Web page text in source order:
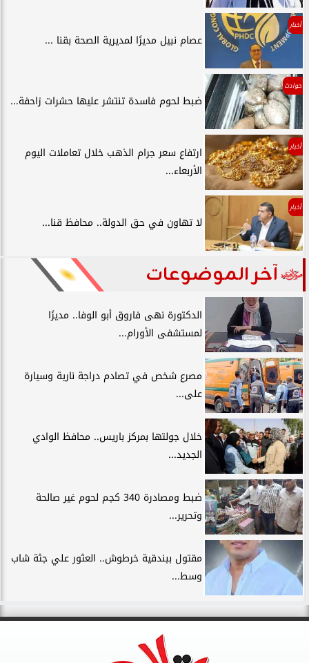
أخبار
عصام نبيل مديرًا لمديرية الصحة بقنا ...
حوادث
ضبط لحوم فاسدة تنتشر عليها حشرات زاحفة...
أخبار
ارتفاع سعر جرام الذهب خلال تعاملات اليوم
الأربعاء...
أخبار
لا تهاون في حق الدولة.. محافظ قنا...
آخر الموضوعات
الدكتورة نهى فاروق أبو الوفا.. مديرًا
لمستشفى الأورام...
مصرع شخص في تصادم دراجة نارية وسيارة
على...
خلال جولتها بمركز باريس.. محافظ الوادي
الجديد...
ضبط ومصادرة 340 كجم لحوم غير صالحة
وتحرير...
مقتول ببندقية خرطوش.. العثور علي جثة شاب
وسط...